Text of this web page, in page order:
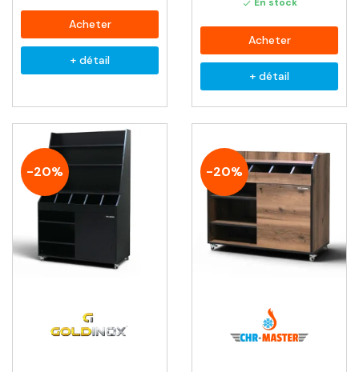
Acheter
+ détail

Acheter
+ détail
-20% -20%